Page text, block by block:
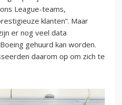
League-teams,
klanten”. Maar
er nog veel data
gehuurd kan worden.
daarom op om zich te